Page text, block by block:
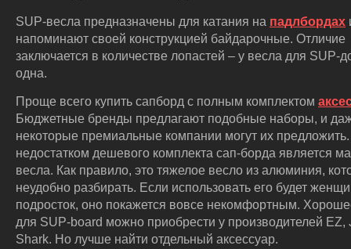
SUP-весла предназначены для катания на падлбордах
напоминают своей конструкцией байдарочные. Отличие
заключается в количестве лопастей – у весла для SUP-
одна.
Проще всего купить сапборд с полным комплектом
Бюджетные бренды предлагают подобные наборы, и
некоторые премиальные компании могут их
недостатком дешевого комплекта сап-борда является
весла. Как правило, это тяжелое весло из алюминия,
неудобно разбирать. Если использовать его будет
подросток, оно покажется вовсе некомфортным.
для SUP-board можно приобрести у производителей EZ,
Shark. Но лучше найти отдельный аксессуар.